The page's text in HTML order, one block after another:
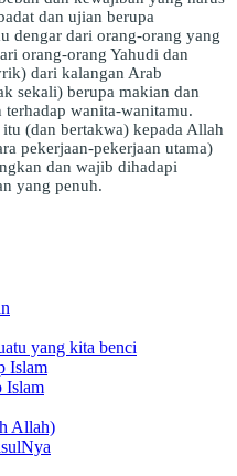
dan ujian berupa
dengar dari orang-orang yang
orang-orang Yahudi dan
dari kalangan Arab
sekali) berupa makian dan
terhadap wanita-wanitamu.
(dan bertakwa) kepada Allah
pekerjaan-pekerjaan utama)
dan wajib dihadapi
yang penuh.
yang kita benci
Islam
Islam
Allah)